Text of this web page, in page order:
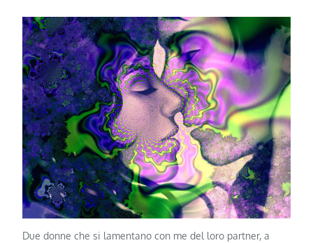
Due donne che si lamentano con me del loro partner, a